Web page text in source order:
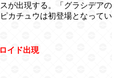
が出現する。「グラシデアの
カチュウは初登場となってい
イド出現